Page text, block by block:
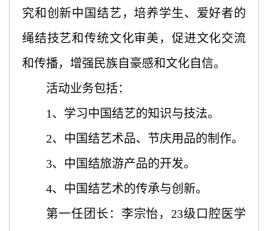
究和创新中国结艺，培养学生、爱好者的
绳结技艺和传统文化审美，促进文化交流
和传播，增强民族自豪感和文化自信。
活动业务包括：
1、学习中国结艺的知识与技法。
2、中国结艺术品、节庆用品的制作。
3、中国结旅游产品的开发。
4、中国结艺术的传承与创新。
第一任团长：李宗怡， 23级口腔医学